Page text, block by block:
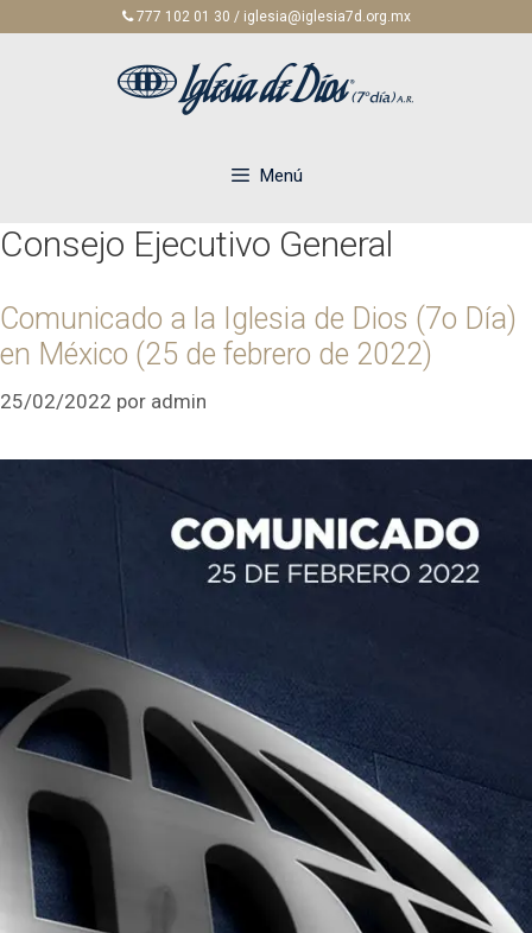
777 102 01 30 / iglesia@iglesia7d.org.mx
Menú
Consejo Ejecutivo General
Comunicado a la Iglesia de Dios (7o Día)
en México (25 de febrero de 2022)
25/02/2022 por admin